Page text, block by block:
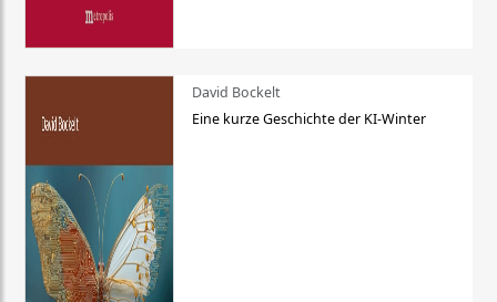
David Bockelt
Eine kurze Geschichte der KI-Winter